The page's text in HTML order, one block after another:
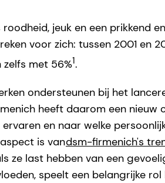
jeuk en een prikkend
voor zich: tussen 2001 en
met 56%1.
ondersteunen bij het
heeft daarom een
en naar welke
is vandsm-firmenich's
ze last hebben van een
speelt een belangrijke